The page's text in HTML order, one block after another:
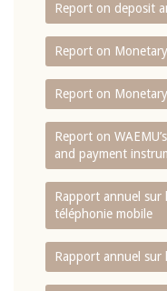
Report on deposit
Report on
Report on
Report on
and payment
Rapport annuel sur
téléphonie mobile
Rapport annuel sur